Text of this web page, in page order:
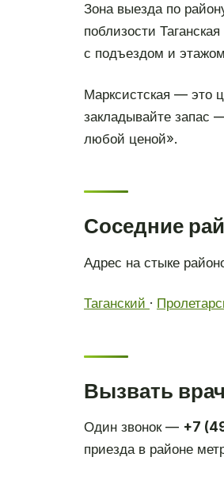
Зона выезда по
поблизости
с подъездом и
Марксистская — это
закладывайте запас
любой ценой».
Соседние
Адрес на стыке
Таганский ·
Вызвать
Один звонок — +7
приезда в районе